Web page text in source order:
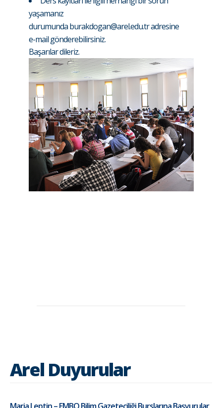
yaşamanız
durumundaburakdogan@arel.edu.tradresine
e-mail gönderebilirsiniz.
Başarılar dileriz.
Arel Duyurular